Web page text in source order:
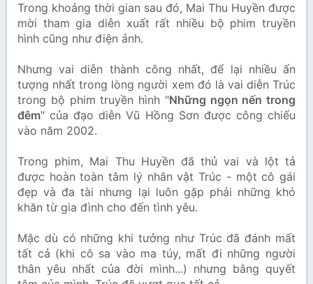
Trong khoảng thời gian sau đó, Mai Thu Huyền được
mời tham gia diễn xuất rất nhiều bộ phim truyền
hình cũng như điện ảnh.
Nhưng vai diễn thành công nhất, để lại nhiều ấn
tượng nhất trong lòng người xem đó là vai diễn Trúc
trong bộ phim truyền hình "Những ngọn nến trong
đêm" của đạo diễn Vũ Hồng Sơn được công chiếu
vào năm 2002.
Trong phim, Mai Thu Huyền đã thủ vai và lột tả
được hoàn toàn tâm lý nhân vật Trúc - một cô gái
đẹp và đa tài nhưng lại luôn gặp phải những khó
khăn từ gia đình cho đến tình yêu.
Mặc dù có những khi tưởng như Trúc đã đánh mất
tất cả (khi cô sa vào ma túy, mất đi những người
thân yêu nhất của đời mình...) nhưng bằng quyết